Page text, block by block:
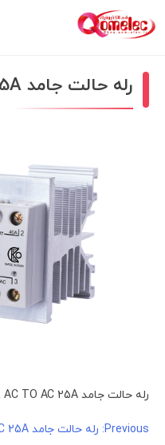
رله حالت جامد SSR AC TO AC 25A
رله حالت جامد SSR AC TO AC 25A
راهبری
Previous: رله حالت جامد SSR AC TO AC 25A